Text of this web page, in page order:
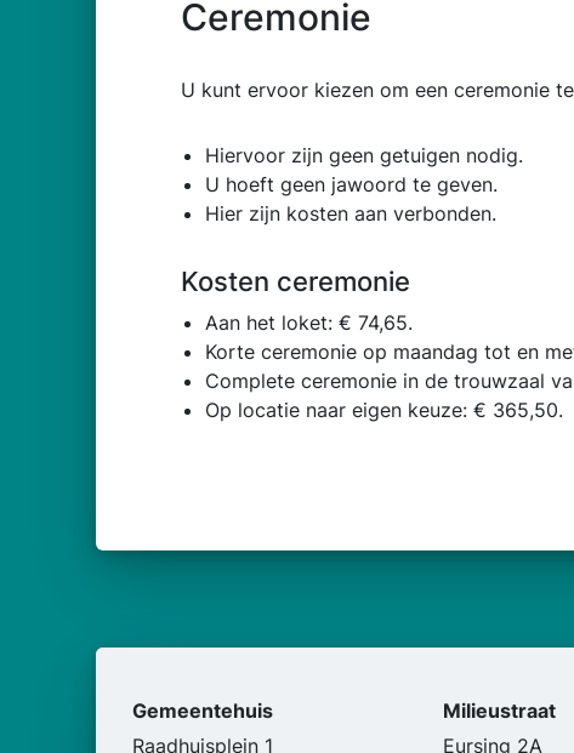
Ceremonie
U kunt ervoor kiezen om een ceremonie
Hiervoor zijn geen getuigen nodig.
U hoeft geen jawoord te geven.
Hier zijn kosten aan verbonden.
Kosten ceremonie
Aan het loket: € 74,65.
Korte ceremonie op maandag tot en
Complete ceremonie in de trouwzaal
Op locatie naar eigen keuze: € 365,50.
Gemeentehuis
Raadhuisplein 1
Milieustraat
Eursing 2A